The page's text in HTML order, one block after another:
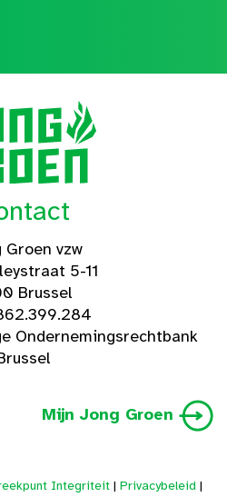
Groen vzw
5-11
Brussel
Ondernemingsrechtbank
Mijn Jong Groen
Integriteit | Privacybeleid |